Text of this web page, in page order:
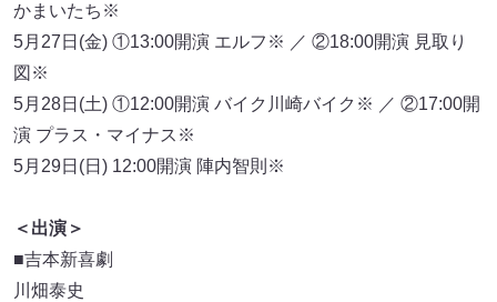
かまいたち※
5月27日(金) ①13:00開演 エルフ※ ／ ②18:00開演 見取り
図※
5月28日(土) ①12:00開演 バイク川崎バイク※ ／ ②17:00開
演 プラス・マイナス※
5月29日(日) 12:00開演 陣内智則※
＜出演＞
■吉本新喜劇
川畑泰史